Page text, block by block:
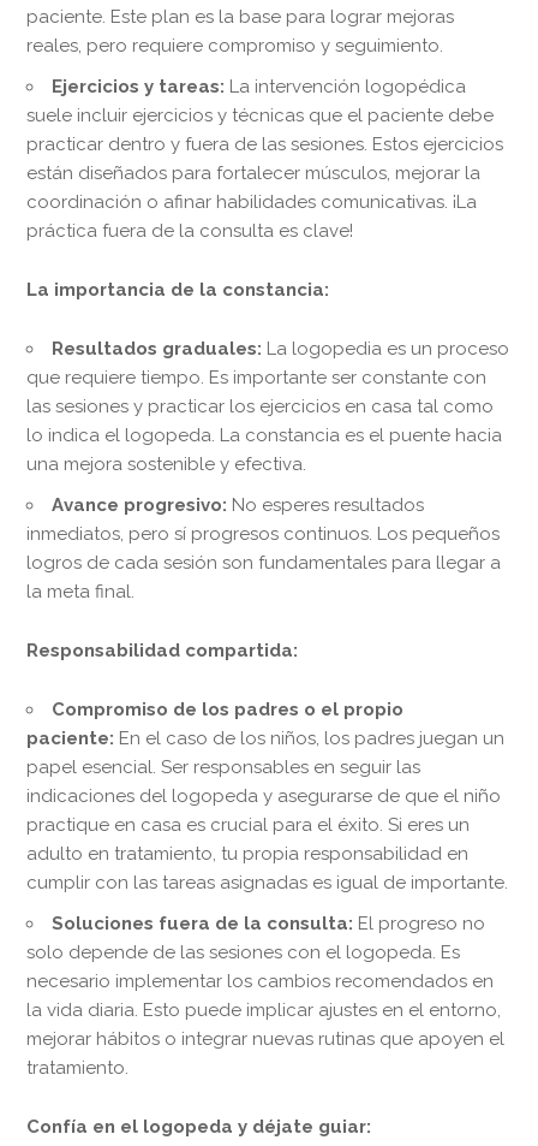
paciente. Este plan es la base para lograr mejoras
reales, pero requiere compromiso y seguimiento.
Ejercicios y tareas: La intervención logopédica
suele incluir ejercicios y técnicas que el paciente debe
practicar dentro y fuera de las sesiones. Estos ejercicios
están diseñados para fortalecer músculos, mejorar la
coordinación o afinar habilidades comunicativas. ¡La
práctica fuera de la consulta es clave!
La importancia de la constancia:
Resultados graduales: La logopedia es un proceso
que requiere tiempo. Es importante ser constante con
las sesiones y practicar los ejercicios en casa tal como
lo indica el logopeda. La constancia es el puente hacia
una mejora sostenible y efectiva.
Avance progresivo: No esperes resultados
inmediatos, pero sí progresos continuos. Los pequeños
logros de cada sesión son fundamentales para llegar a
la meta final.
Responsabilidad compartida:
Compromiso de los padres o el propio
paciente: En el caso de los niños, los padres juegan un
papel esencial. Ser responsables en seguir las
indicaciones del logopeda y asegurarse de que el niño
practique en casa es crucial para el éxito. Si eres un
adulto en tratamiento, tu propia responsabilidad en
cumplir con las tareas asignadas es igual de importante.
Soluciones fuera de la consulta: El progreso no
solo depende de las sesiones con el logopeda. Es
necesario implementar los cambios recomendados en
la vida diaria. Esto puede implicar ajustes en el entorno,
mejorar hábitos o integrar nuevas rutinas que apoyen el
tratamiento.
Confía en el logopeda y déjate guiar: